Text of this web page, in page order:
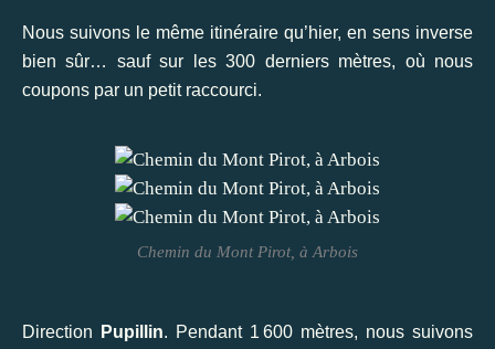
Nous suivons le même itinéraire qu’hier, en sens inverse
bien sûr… sauf sur les 300 derniers mètres, où nous
coupons par un petit raccourci.
Chemin du Mont Pirot, à Arbois
Direction Pupillin. Pendant 1 600 mètres, nous suivons